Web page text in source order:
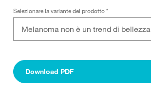
Selezionare la variante del prodotto*
Melanoma non è un trend di bellezza
Download PDF